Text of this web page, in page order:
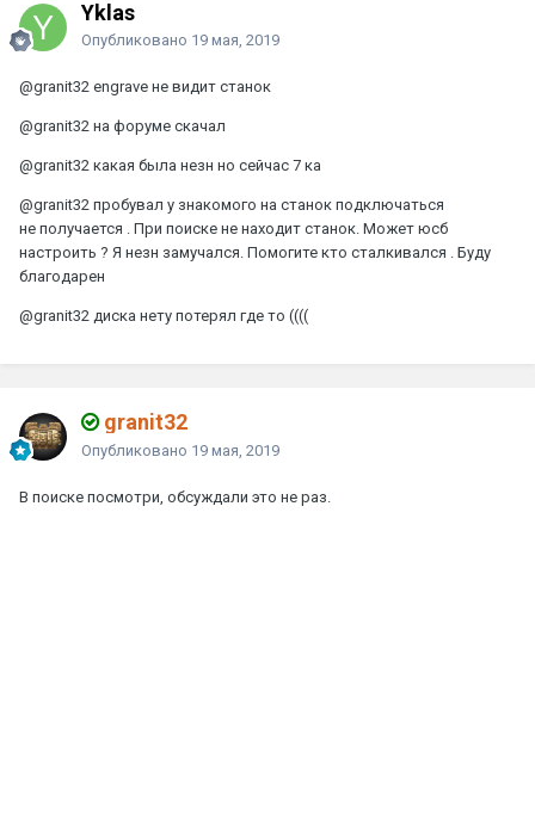
Yklas
Опубликовано 19 мая, 2019
@granit32 engrave не видит станок
@granit32 на форуме скачал
@granit32 какая была незн но сейчас 7 ка
@granit32 пробувал у знакомого на станок подключаться
не получается . При поиске не находит станок. Может юсб
настроить ? Я незн замучался. Помогите кто сталкивался . Буду
благодарен
@granit32 диска нету потерял где то ((((
granit32
Опубликовано 19 мая, 2019
В поиске посмотри, обсуждали это не раз.